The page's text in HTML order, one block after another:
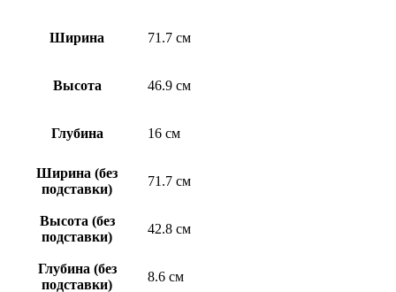
Ширина 71.7 см
Высота 46.9 см
Глубина 16 см
Ширина (без
подставки)
71.7 см
Высота (без
подставки)
42.8 см
Глубина (без
подставки)
8.6 см